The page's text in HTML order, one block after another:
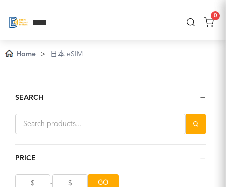
0
Home > 日本 eSIM
SEARCH −
PRICE −
- GO